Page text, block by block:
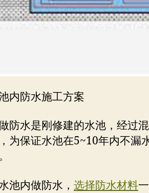
内防水施工方案
防水是刚修建的水池，经过
为保证水池在5~10年内不漏
池内做防水， 选择防水材料